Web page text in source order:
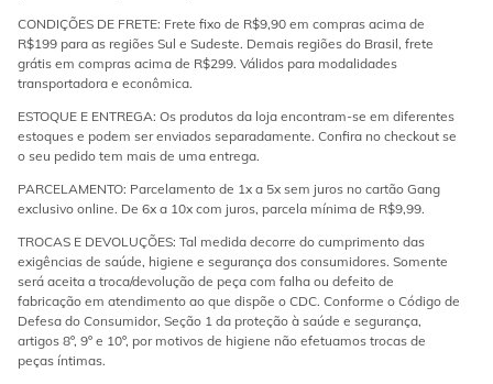
CONDIÇÕES DE FRETE: Frete fixo de R$9,90 em compras acima de
R$199 para as regiões Sul e Sudeste. Demais regiões do Brasil, frete
grátis em compras acima de R$299. Válidos para modalidades
transportadora e econômica.
ESTOQUE E ENTREGA: Os produtos da loja encontram-se em diferentes
estoques e podem ser enviados separadamente. Confira no checkout se
o seu pedido tem mais de uma entrega.
PARCELAMENTO: Parcelamento de 1x a 5x sem juros no cartão Gang
exclusivo online. De 6x a 10x com juros, parcela mínima de R$9,99.
TROCAS E DEVOLUÇÕES: Tal medida decorre do cumprimento das
exigências de saúde, higiene e segurança dos consumidores. Somente
será aceita a troca/devolução de peça com falha ou defeito de
fabricação em atendimento ao que dispõe o CDC. Conforme o Código de
Defesa do Consumidor, Seção 1 da proteção à saúde e segurança,
artigos 8º, 9º e 10º, por motivos de higiene não efetuamos trocas de
peças íntimas.